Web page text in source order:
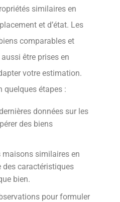
similaires en
et d’état. Les
comparables et
être prises en
votre estimation.
quelques étapes :
données sur les
des biens
maisons similaires en
caractéristiques
bien.
pour formuler